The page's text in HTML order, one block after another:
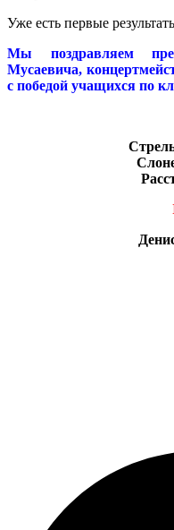
Уже есть первые
Мы поздравляем
Мусаевича,
с победой учащихся по